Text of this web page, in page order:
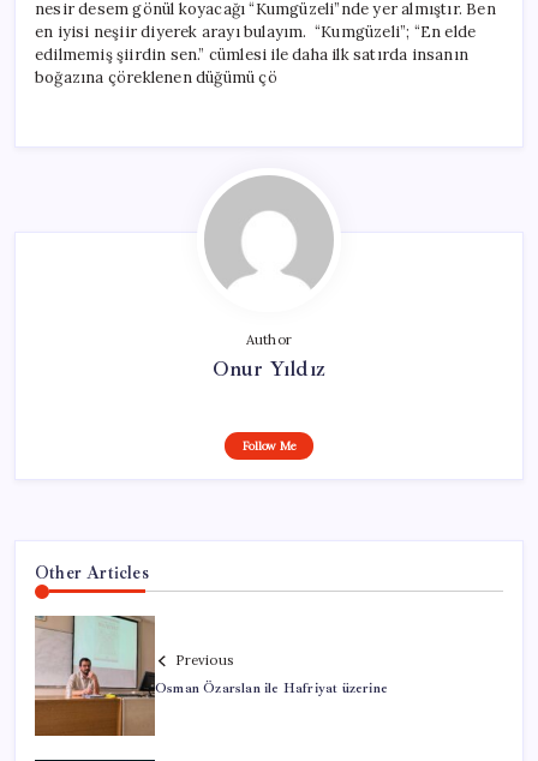
nesir desem gönül koyacağı “Kumgüzeli”nde yer almıştır. Ben
en iyisi neşiir diyerek arayı bulayım. “Kumgüzeli”; “En elde
edilmemiş şiirdin sen.” cümlesi ile daha ilk satırda insanın
boğazına çöreklenen düğümü çö
Author
Onur Yıldız
Follow Me
Other Articles
Previous
Osman Özarslan ile Hafriyat üzerine